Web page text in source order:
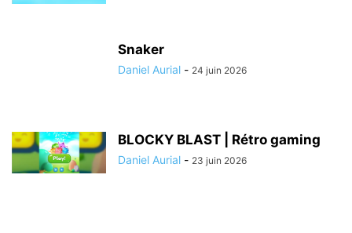
Snaker
Daniel Aurial - 24 juin 2026
BLOCKY BLAST | Rétro gaming
Daniel Aurial - 23 juin 2026